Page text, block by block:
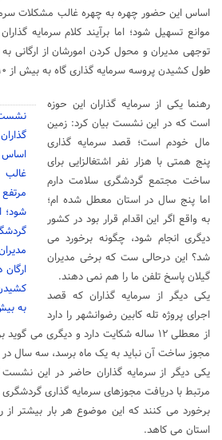
اساس این حضور چهره به چهره غالب مشکلات
موانع تسهیل شود؛ اما برآیند کلام سرمایه
توجهی مدیران و محول کردن امورشان از ارگانی
طول کشیدن پروسه سرمایه گذاری گاه به بیش از ۱۰ سال شده است.
نشست
شود؛
به بیش از ۱۰
رهنما یکی از سرمایه گذاران این حوزه
است که در این نشست بیان کرد: زمین
مال خودم است؛ قصد سرمایه گذاری
پنج همتی با هزار نفر اشتغالزایی برای
ساخت مجتمع گردشگری سلامت دارم
اما پنج سال در استان معطل شده ام؛
به واقع اگر این اقدام قرار بود در کشور
دیگری انجام شود، چگونه برخورد می
شد؟ این درحالی ست که برخی مدیران
گیلان پاسخ تلفن ما را هم نمی دهند.
یکی دیگر از سرمایه گذاران که قصد
اجرای پروژه تله کابین رضوانشهر را دارد
از معطلی ۱۲ ساله شکایت دارد و دیگری
مجوز ساخت آن نباید به یک ماه برسد، سه سال
یکی دیگر از سرمایه گذاران حاضر در این
مرتبط با دریافت مجوزهای سرمایه گذاری گردشگری
برخورد می کنند که این موضوع هر بار بیشتر از
استان می کاهد.